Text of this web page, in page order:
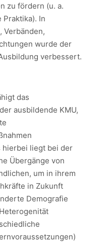
zu fördern (u. a.
In
Verbänden,
wurde der
verbessert.
das
ausbildende KMU,
hierbei liegt bei der
Übergänge von
um in ihrem
in Zukunft
Demografie